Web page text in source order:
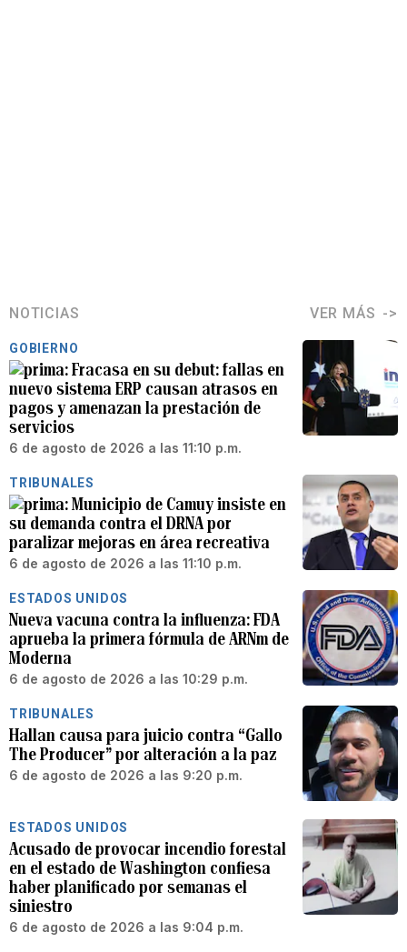
NOTICIAS VER MÁS
GOBIERNO
Fracasa en su debut: fallas en
nuevo sistema ERP causan atrasos en
pagos y amenazan la prestación de
servicios
6 de agosto de 2026 a las 11:10 p.m.
TRIBUNALES
Municipio de Camuy insiste en
su demanda contra el DRNA por
paralizar mejoras en área recreativa
6 de agosto de 2026 a las 11:10 p.m.
ESTADOS UNIDOS
Nueva vacuna contra la influenza: FDA
aprueba la primera fórmula de ARNm de
Moderna
6 de agosto de 2026 a las 10:29 p.m.
TRIBUNALES
Hallan causa para juicio contra “Gallo
The Producer” por alteración a la paz
6 de agosto de 2026 a las 9:20 p.m.
ESTADOS UNIDOS
Acusado de provocar incendio forestal
en el estado de Washington confiesa
haber planificado por semanas el
siniestro
6 de agosto de 2026 a las 9:04 p.m.